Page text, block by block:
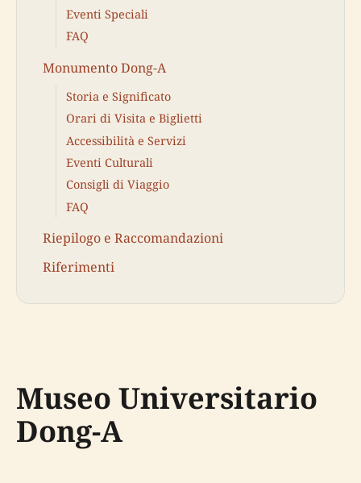
Eventi Speciali
FAQ
Monumento Dong-A
Storia e Significato
Orari di Visita e Biglietti
Accessibilità e Servizi
Eventi Culturali
Consigli di Viaggio
FAQ
Riepilogo e Raccomandazioni
Riferimenti
Museo Universitario
Dong-A